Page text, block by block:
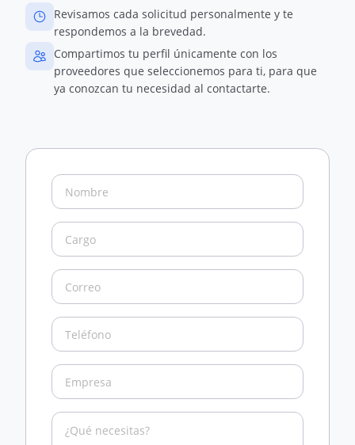
Revisamos cada solicitud personalmente y te
respondemos a la brevedad.
Compartimos tu perfil únicamente con los
proveedores que seleccionemos para ti, para que
ya conozcan tu necesidad al contactarte.